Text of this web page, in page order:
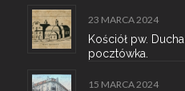
23 MARCA 2024
Kościół pw.
pocztówka.
15 MARCA 2024